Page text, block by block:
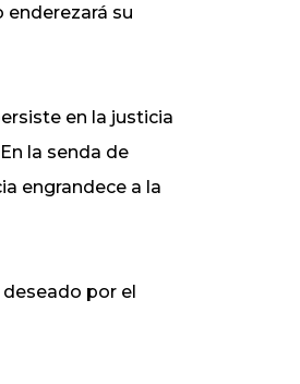
enderezará su
en la justicia
la senda de
engrandece a la
deseado por el